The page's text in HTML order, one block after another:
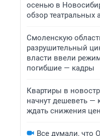
осенью в
обзор театральных
Смоленскую
разрушительный
власти ввели
погибшие — кадры
Квартиры в
начнут дешеветь —
ждать снижения цен
Все думали, что